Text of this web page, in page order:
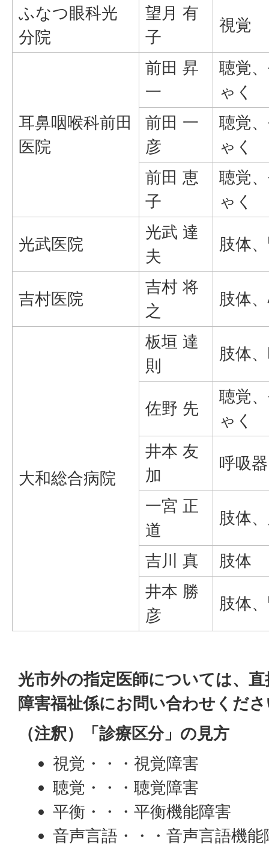
ふなつ眼科光
分院
望月 有
子
視覚
耳鼻咽喉科前田
医院
前田 昇
一
聴覚
ゃく
前田 一
彦
聴覚
ゃく
前田 恵
子
聴覚
ゃく
光武医院
光武 達
夫
肢体
吉村医院
吉村 将
之
肢体
大和総合病院
板垣 達
則
肢体
佐野 先
聴覚
ゃく
井本 友
加
呼吸
一宮 正
道
肢体
吉川 真
肢体
井本 勝
彦
肢体
光市外の指定医師については、
障害福祉係にお問い合わせくだ
（注釈）「診療区分」の見方
視覚・・・視覚障害
聴覚・・・聴覚障害
平衡・・・平衡機能障害
音声言語・・・音声言語機能